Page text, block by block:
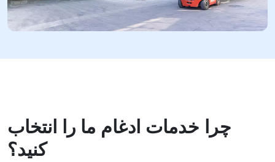
چرا خدمات ادغام ما را انتخاب
کنید؟